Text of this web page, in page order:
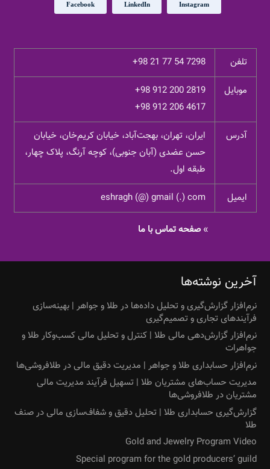
Instagram
LinkedIn
Facebook
تلفن +98 21 77 54 7298
موبایل
+98 912 200 2819
+98 912 206 4617
آدرس
ایران، تهران، بهجت‌آباد، خیابان کریم‌خان، خیابان
حسن عضدی (آبان جنوبی)، کوچه آرنگ، پلاک چهار،
طبقه اول.
ایمیل eshragh (@) gmail (.) com
»صفحه تماس با ما
آخرین نوشته‌ها
نرم‌افزار گزارش‌گیری و تحلیل داده‌ها در طلا و جواهر | بهینه‌سازی
فرآیندهای تجاری و تصمیم‌گیری
نرم‌افزار گزارش‌دهی مالی طلا | کنترل و تحلیل مالی کسب‌وکار طلا و
جواهرات
نرم‌افزار حسابداری طلا و جواهر | مدیریت دقیق مالی در طلافروشی‌ها
مدیریت حساب‌های مشتریان طلا | تسهیل فرآیند مدیریت مالی
مشتریان در طلافروشی‌ها
گزارش‌گیری حسابداری طلا | تحلیل دقیق و شفاف‌سازی مالی در صنف
طلا
Gold and Jewelry Program Video
Special program for the gold producers’ guild